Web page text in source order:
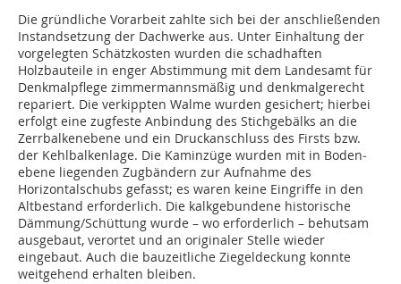
Die gründliche Vorarbeit zahlte sich bei der anschließenden
Instandsetzung der Dachwerke aus. Unter Einhaltung der
vorgelegten Schätzkosten wurden die schadhaften
Holzbauteile in enger Abstimmung mit dem Landesamt für
Denkmalpflege zimmermanns­mäßig und denkmalgerecht
repariert. Die verkippten Walme wurden gesichert; hierbei
erfolgt eine zugfeste Anbindung des Stich­ge­bälks an die
Zerrbalkenebene und ein Druck­anschluss des Firsts bzw.
der Kehlbalkenlage. Die Kaminzüge wurden mit in Boden­
ebene liegenden Zugbändern zur Aufnahme des
Horizontalschubs gefasst; es waren keine Eingriffe in den
Altbestand erforderlich. Die kalkgebundene historische
Dämmung/Schüttung wurde – wo erforderlich – behutsam
ausgebaut, verortet und an originaler Stelle wieder
eingebaut. Auch die bauzeitliche Ziegeldeckung konnte
weitgehend erhalten bleiben.